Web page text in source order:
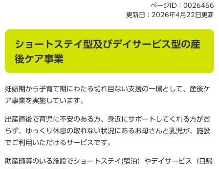
ページID：0026466
更新日：2026年4月22日更新
ショートステイ型及びデイサービス型の産
後ケア事業
妊娠期から子育て期にわたる切れ目ない支援の一環として、産後ケ
ア事業を実施しています。
出産直後で育児に不安のある方、身近にサポートしてくれる方がお
らず、ゆっくり休息の取れない状況にあるお母さんと乳児が、施設
でご利用いただけるサービスです。
助産師等のいる施設でショートステイ(宿泊）やデイサービス（日帰